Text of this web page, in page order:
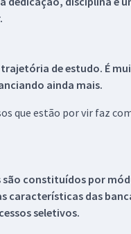
de estudo. É
ainda mais.
que estão por vir faz
são constituídos por
características das
seletivos.